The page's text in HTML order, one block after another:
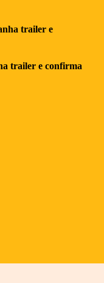
trailer e
trailer e confirma